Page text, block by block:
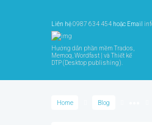
Liên hệ0987 634 454 hoặc Email
Hướng dẫn phần mềm Trados,
Memoq, Wordfast | và Thiết kế
DTP (Desktop publishing).
Home Blog